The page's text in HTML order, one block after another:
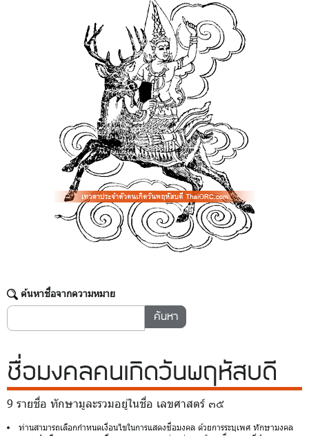
ค้นหาชื่อจากความหมาย
ชื่อมงคลคนเกิดวันพฤหัสบดี
9 รายชื่อ ทักษามูละรวมอยู่ในชื่อ เลขศาสตร์ ๓๕
ท่านสามารถเลือกกำหนดเงื่อนไขในการแสดงชื่อมงคล ด้วยการระบุเพศ ทักษามงคล